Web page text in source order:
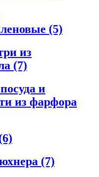
(5)
из
(7)
и
из фарфора
(7)